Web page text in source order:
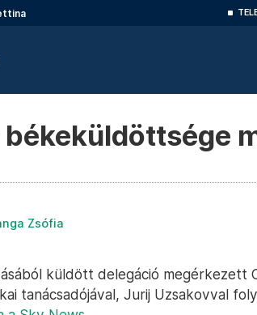
békeküldöttsége
Zsófia
küldött delegáció megérkezett
tanácsadójával, Jurij Uzsakovval